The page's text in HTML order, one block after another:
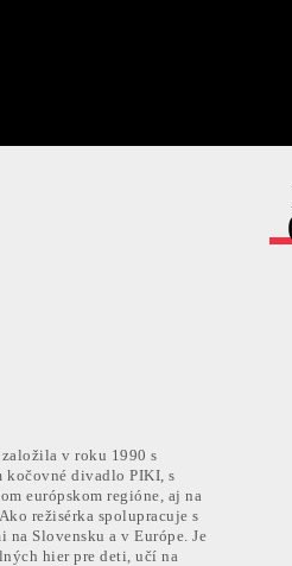
založila v roku 1990 s
kočovné divadlo PIKI, s
európskom regióne, aj na
režisérka spolupracuje s
Slovensku a v Európe. Je
hier pre deti, učí na
spodmienkami a zásadami ochrany